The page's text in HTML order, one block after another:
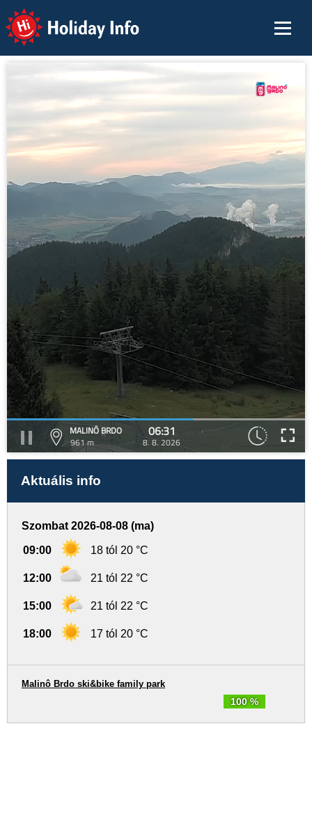
Holiday Info
MALINÔ BRDO
961 m
06:31
8. 8. 2026
Aktuális info
Szombat 2026-08-08 (ma)
09:00 18 tól 20 °C
12:00 21 tól 22 °C
15:00 21 tól 22 °C
18:00 17 tól 20 °C
100 %
Malinô Brdo ski&bike family park